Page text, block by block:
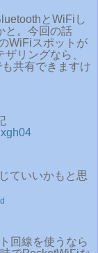
とWiFiし
と。今回の話
WiFiスポットが
リングなら、
共有できますけ
ていいかもと思
回線を使うなら